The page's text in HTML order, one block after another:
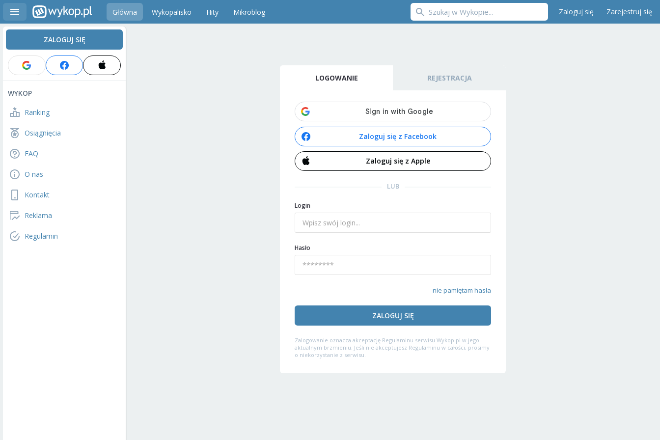
Główna Wykopalisko Hity Mikroblog Zaloguj się Zarejestruj się
ZALOGUJ SIĘ
WYKOP
Ranking
Osiągnięcia
FAQ
O nas
Kontakt
Reklama
Regulamin
LOGOWANIE REJESTRACJA
Zaloguj się z Facebook
Zaloguj się z Apple
LUB
Login
Hasło
nie pamiętam hasła
ZALOGUJ SIĘ
Zalogowanie oznacza akceptację Regulaminu serwisu Wykop.pl w jego
aktualnym brzmieniu. Jeśli nie akceptujesz Regulaminu w całości, prosimy
o niekorzystanie z serwisu.